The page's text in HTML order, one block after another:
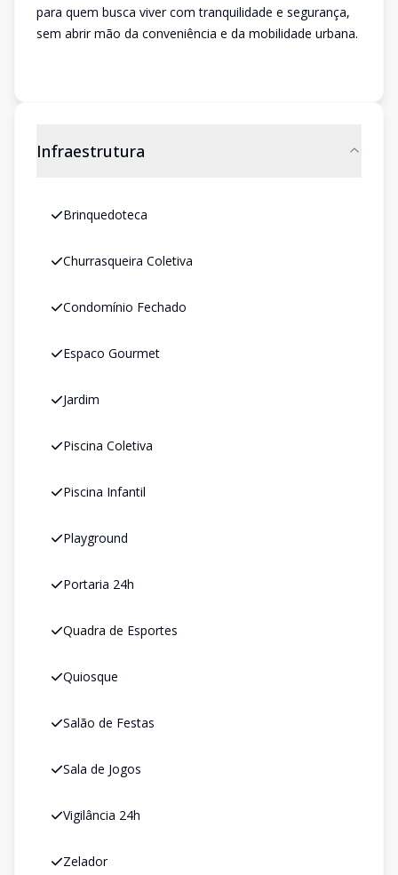
para quem busca viver com tranquilidade e segurança,
sem abrir mão da conveniência e da mobilidade urbana.
Infraestrutura
Brinquedoteca
Churrasqueira Coletiva
Condomínio Fechado
Espaco Gourmet
Jardim
Piscina Coletiva
Piscina Infantil
Playground
Portaria 24h
Quadra de Esportes
Quiosque
Salão de Festas
Sala de Jogos
Vigilância 24h
Zelador